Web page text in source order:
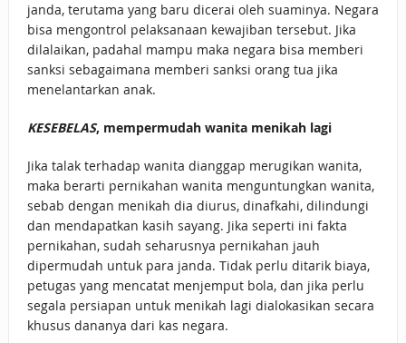
janda, terutama yang baru dicerai oleh suaminya. Negara
bisa mengontrol pelaksanaan kewajiban tersebut. Jika
dilalaikan, padahal mampu maka negara bisa memberi
sanksi sebagaimana memberi sanksi orang tua jika
menelantarkan anak.
KESEBELAS, mempermudah wanita menikah lagi
Jika talak terhadap wanita dianggap merugikan wanita,
maka berarti pernikahan wanita menguntungkan wanita,
sebab dengan menikah dia diurus, dinafkahi, dilindungi
dan mendapatkan kasih sayang. Jika seperti ini fakta
pernikahan, sudah seharusnya pernikahan jauh
dipermudah untuk para janda. Tidak perlu ditarik biaya,
petugas yang mencatat menjemput bola, dan jika perlu
segala persiapan untuk menikah lagi dialokasikan secara
khusus dananya dari kas negara.